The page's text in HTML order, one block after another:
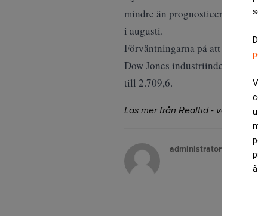
mindre än prognosticerat.
i augusti.
Förväntningarna på att den
Dow Jones industriindex steg
till 2.709,6.
Läs mer från Realtid - vårt
administrator